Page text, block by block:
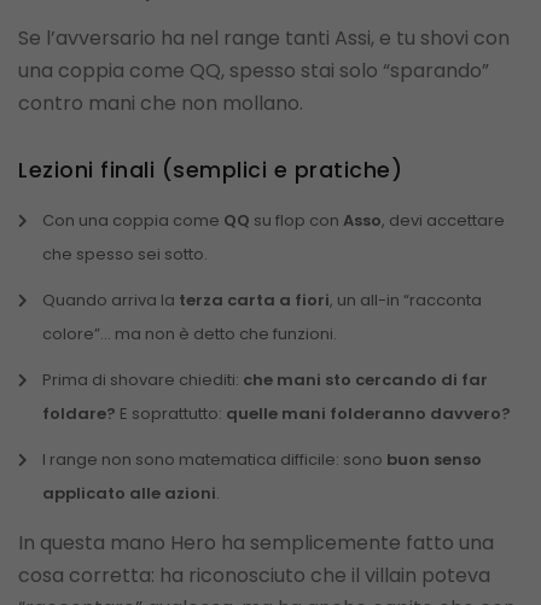
Se l’avversario ha nel range tanti Assi, e tu shovi con
una coppia come QQ, spesso stai solo “sparando”
contro mani che non mollano.
Lezioni finali (semplici e pratiche)
Con una coppia come QQ su flop con Asso, devi accettare
che spesso sei sotto.
Quando arriva la terza carta a fiori, un all-in “racconta
colore”… ma non è detto che funzioni.
Prima di shovare chiediti: che mani sto cercando di far
foldare? E soprattutto: quelle mani folderanno davvero?
I range non sono matematica difficile: sono buon senso
applicato alle azioni.
In questa mano Hero ha semplicemente fatto una
cosa corretta: ha riconosciuto che il villain poteva